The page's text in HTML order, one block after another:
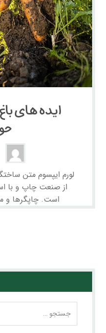
ایده های
لورم ایپسوم متن
از صنعت چاپ و با
است. چاپگرها و